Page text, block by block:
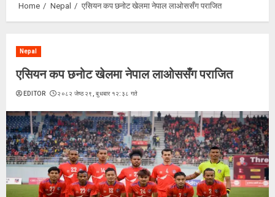
Home Nepal एसियन कप छनोट खेलमा नेपाल लाओससँग पराजित
Nepal
एसियन कप छनोट खेलमा नेपाल लाओससँग पराजित
EDITOR २०८२ जेष्ठ २९, बुधबार १२:३८ गते